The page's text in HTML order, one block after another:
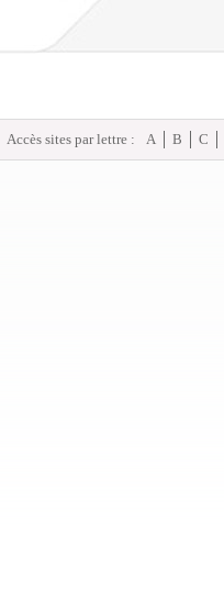
Accès sites par lettre : A B C